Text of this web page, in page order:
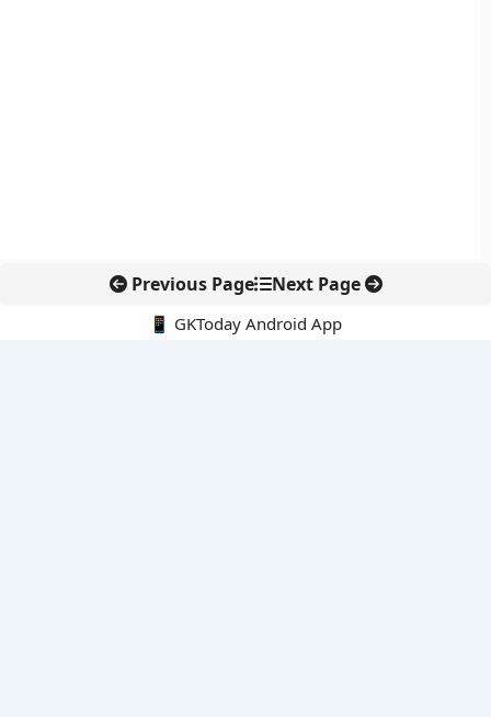
Previous Page Next Page
📱 GKToday Android App